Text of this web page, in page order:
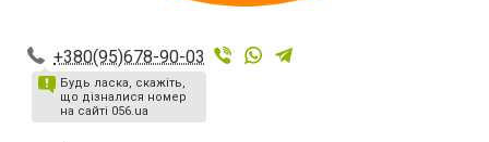
+380(95)678-90-03
Будь ласка, скажіть,
що дізналися номер
на сайті 056.ua